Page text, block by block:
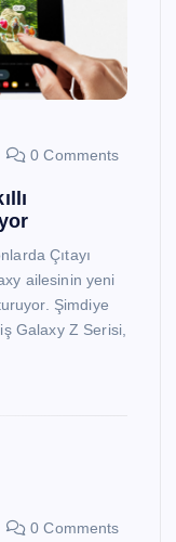
0 Comments
Çıtayı
ailesinin yeni
Şimdiye
Galaxy Z Serisi,
0 Comments